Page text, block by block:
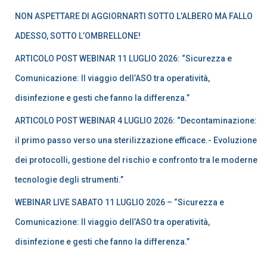
NON ASPETTARE DI AGGIORNARTI SOTTO L’ALBERO MA FALLO
ADESSO, SOTTO L’OMBRELLONE!
ARTICOLO POST WEBINAR 11 LUGLIO 2026: “Sicurezza e
Comunicazione: Il viaggio dell’ASO tra operatività,
disinfezione e gesti che fanno la differenza.”
ARTICOLO POST WEBINAR 4 LUGLIO 2026: “Decontaminazione:
il primo passo verso una sterilizzazione efficace.- Evoluzione
dei protocolli, gestione del rischio e confronto tra le moderne
tecnologie degli strumenti.”
WEBINAR LIVE SABATO 11 LUGLIO 2026 – “Sicurezza e
Comunicazione: Il viaggio dell’ASO tra operatività,
disinfezione e gesti che fanno la differenza.”